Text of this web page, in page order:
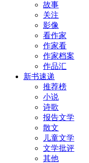
故事
关注
影像
看作家
作家看
作家档案
作品汇
新书速递
推荐榜
小说
诗歌
报告文学
散文
儿童文学
文学批评
其他